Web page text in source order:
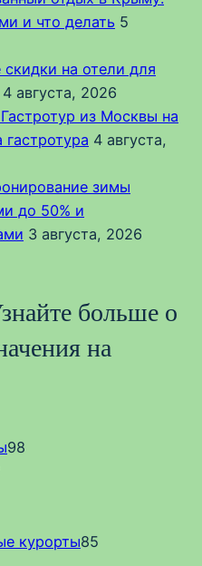
и что делать 5
на отели для
4 августа, 2026
из Москвы на
4 августа,
зимы
до 50% и
3 августа, 2026
больше о
на
98
курорты85